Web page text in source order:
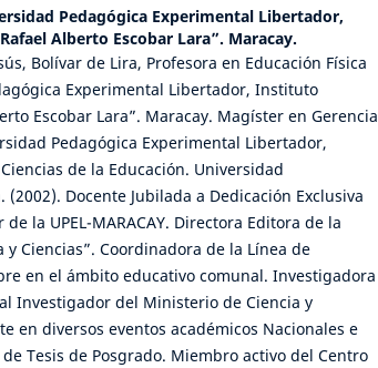
Pedagógica Experimental Libertador,
Alberto Escobar Lara”. Maracay.
Bolívar de Lira, Profesora en Educación Física
Experimental Libertador, Instituto
Escobar Lara”. Maracay. Magíster en Gerencia
Pedagógica Experimental Libertador,
de la Educación. Universidad
Docente Jubilada a Dedicación Exclusiva
la UPEL-MARACAY. Directora Editora de la
y Ciencias”. Coordinadora de la Línea de
en el ámbito educativo comunal. Investigadora
Investigador del Ministerio de Ciencia y
en diversos eventos académicos Nacionales e
Tesis de Posgrado. Miembro activo del Centro